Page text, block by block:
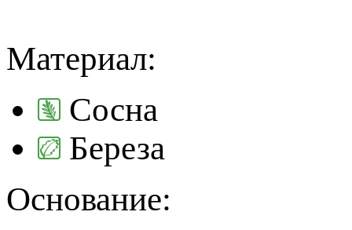
Материал:
Сосна
Береза
Основание: